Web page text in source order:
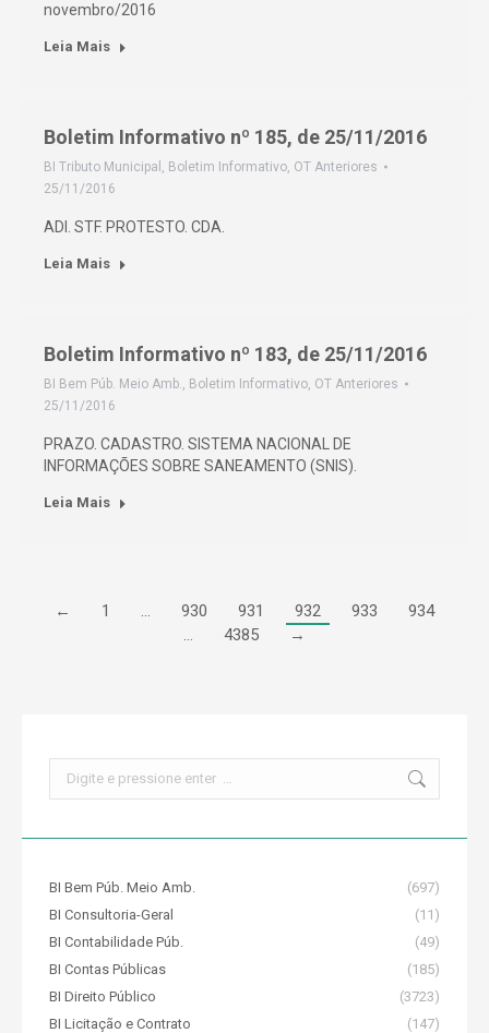
novembro/2016
Leia Mais
Boletim Informativo nº 185, de 25/11/2016
BI Tributo Municipal , Boletim Informativo, OT Anteriores
25/11/2016
ADI. STF. PROTESTO. CDA.
Leia Mais
Boletim Informativo nº 183, de 25/11/2016
BI Bem Púb. Meio Amb., Boletim Informativo, OT Anteriores
25/11/2016
PRAZO. CADASTRO. SISTEMA NACIONAL DE
INFORMAÇÕES SOBRE SANEAMENTO (SNIS).
Leia Mais
← 1 … 930 931 932 933
934
…
4385 →
BI Bem Púb. Meio Amb.
(697)
BI Consultoria-Geral
(11)
BI Contabilidade Púb.
(49)
BI Contas Públicas
(185)
BI Direito Público
(3723)
BI Licitação e Contrato
(147)